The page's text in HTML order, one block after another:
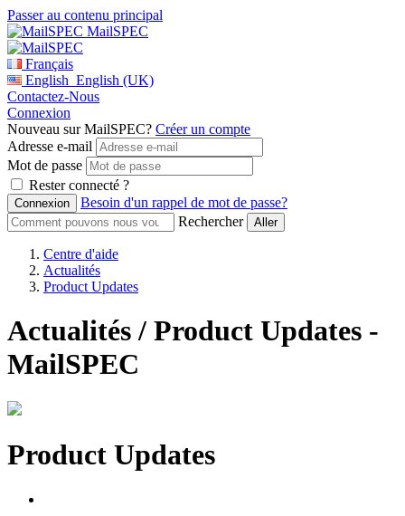
Passer au contenu principal
MailSPEC
Français
English English (UK)
Contactez-Nous
Connexion
Nouveau sur MailSPEC? Créer un compte
Adresse e-mail
Mot de passe
Rester connecté ?
Besoin d'un rappel de mot de passe?
Rechercher
Centre d'aide
Actualités
Product Updates
Actualités / Product Updates -
MailSPEC
Product Updates